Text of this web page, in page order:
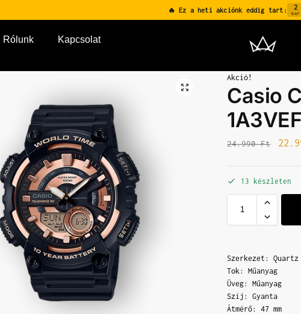
🔥 Ez a heti akciónk eddig tart: 2
NAP
Rólunk Kapcsolat
Akció!
Casio
1A3VEF
24.990Ft
13 készleten
Szerkezet:
Tok: Műanyag
Üveg: Műanyag
Szíj: Gyanta
Átmérő: 47 mm